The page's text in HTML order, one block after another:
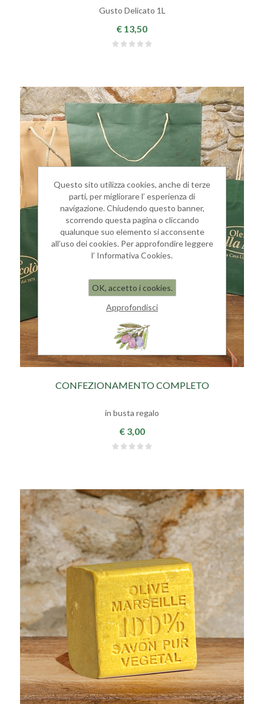
Gusto Delicato 1L
€ 13,50
CONFEZIONAMENTO COMPLETO
in busta regalo
€ 3,00
Questo sito utilizza cookies, anche di terze
parti, per migliorare l’ esperienza di
navigazione. Chiudendo questo banner,
scorrendo questa pagina o cliccando
qualunque suo elemento si acconsente
all’uso dei cookies. Per approfondire leggere
l’ Informativa Cookies.
OK, accetto i cookies.
Approfondisci